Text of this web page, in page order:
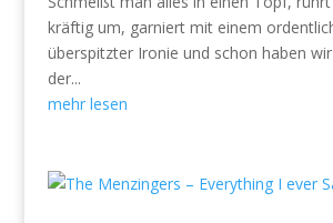
kräftig um, garniert mit einem
überspitzter Ironie und schon haben
der...
mehr lesen